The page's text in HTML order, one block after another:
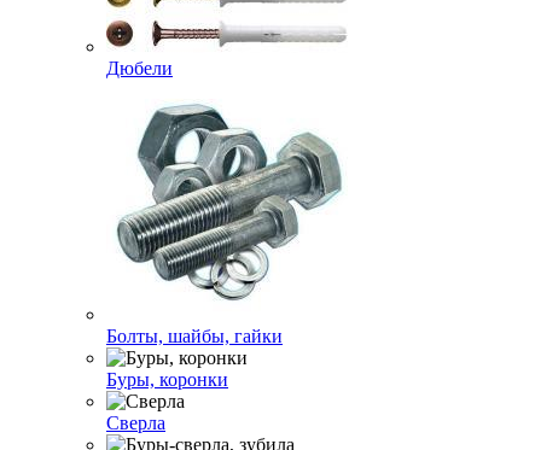
Дюбели
Болты, шайбы, гайки
Буры, коронки
Сверла